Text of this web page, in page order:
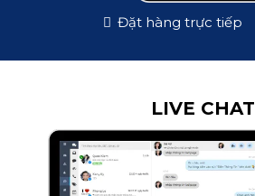
Đặt hàng trực tiếp
LIVE CHAT